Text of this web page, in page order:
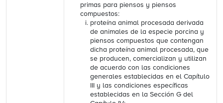
primas para piensos y piensos
compuestos:
proteína animal procesada derivada
de animales de la especie porcina y
piensos compuestos que contengan
dicha proteína animal procesada, que
se producen, comercializan y utilizan
de acuerdo con las condiciones
generales establecidas en el Capítulo
III y las condiciones específicas
establecidas en la Sección G del